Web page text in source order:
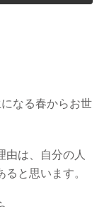
なる春からお世
由は、自分の人
と思います。